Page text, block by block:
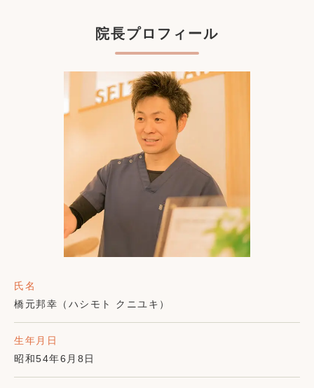
院長プロフィール
氏名
橋元邦幸（ハシモト クニユキ）
生年月日
昭和54年6月8日